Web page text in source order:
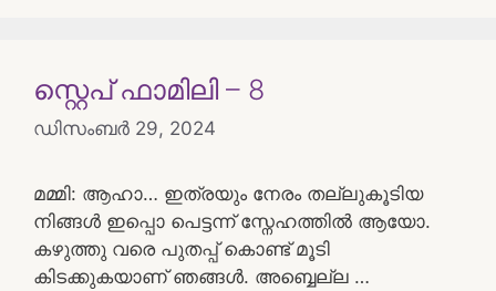
സ്റ്റെപ് ഫാമിലി – 8
ഡിസംബർ 29, 2024
മമ്മി: ആഹാ… ഇത്രയും നേരം തല്ലുകൂടിയ
നിങ്ങൾ ഇപ്പൊ പെട്ടന്ന് സ്നേഹത്തിൽ ആയോ.
കഴുത്തു വരെ പുതപ്പ് കൊണ്ട് മൂടി
കിടക്കുകയാണ് ഞങ്ങൾ. അബ്ബെല്ല …